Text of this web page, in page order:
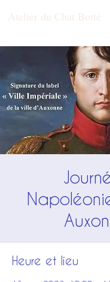
Atelier du Chat Botté
Heure et lieu